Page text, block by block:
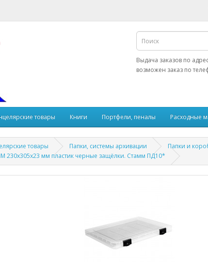
Выдача заказов по
возможен заказ по
товары Книги Портфели, пеналы Расходные
товары Папки, системы архивации Папки и
230х305х23 мм пластик черные защёлки. Стамм ПД10*